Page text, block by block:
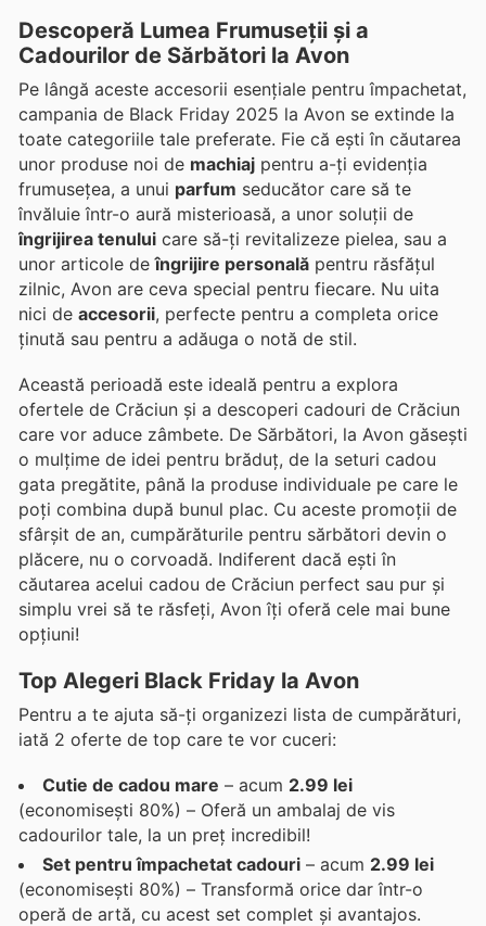
Descoperă Lumea Frumuseții și a
Cadourilor de Sărbători la Avon
Pe lângă aceste accesorii esențiale pentru împachetat,
campania de Black Friday 2025 la Avon se extinde la
toate categoriile tale preferate. Fie că ești în căutarea
unor produse noi de machiaj pentru a-ți evidenția
frumusețea, a unui parfum seducător care să te
învăluie într-o aură misterioasă, a unor soluții de
îngrijirea tenului care să-ți revitalizeze pielea, sau a
unor articole deîngrijire personală pentru răsfățul
zilnic, Avon are ceva special pentru fiecare. Nu uita
nici de accesorii, perfecte pentru a completa orice
ținută sau pentru a adăuga o notă de stil.
Această perioadă este ideală pentru a explora
ofertele de Crăciun și a descoperi cadouri de Crăciun
care vor aduce zâmbete. De Sărbători, la Avon găsești
o mulțime de idei pentru brăduț, de la seturi cadou
gata pregătite, până la produse individuale pe care le
poți combina după bunul plac. Cu aceste promoții de
sfârșit de an, cumpărăturile pentru sărbători devin o
plăcere, nu o corvoadă. Indiferent dacă ești în
căutarea acelui cadou de Crăciun perfect sau pur și
simplu vrei să te răsfeți, Avon îți oferă cele mai bune
opțiuni!
Top Alegeri Black Friday la Avon
Pentru a te ajuta să-ți organizezi lista de cumpărături,
iată 2 oferte de top care te vor cuceri:
Cutie de cadou mare – acum 2.99 lei
(economisești 80%) – Oferă un ambalaj de vis
cadourilor tale, la un preț incredibil!
Set pentru împachetat cadouri – acum 2.99 lei
(economisești 80%) – Transformă orice dar într-o
operă de artă, cu acest set complet și avantajos.